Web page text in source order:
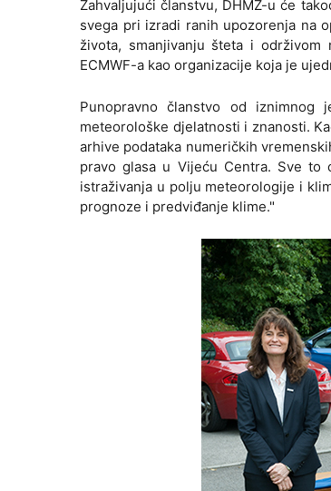
Zahvaljujući članstvu, DHMZ-u će
svega pri izradi ranih upozorenja na
života, smanjivanju šteta i
ECMWF-a kao organizacije koja je
Punopravno članstvo od
meteorološke djelatnosti i znanosti.
arhive podataka numeričkih
pravo glasa u Vijeću Centra. Sve to
istraživanja u polju meteorologije i
prognoze i predviđanje klime."